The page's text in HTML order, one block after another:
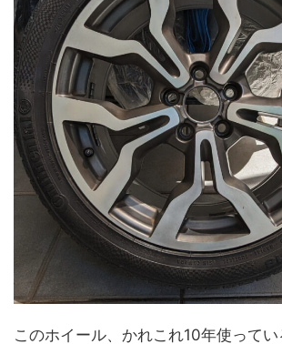
このホイール、かれこれ10年使って